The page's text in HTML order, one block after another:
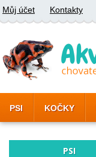
Můj účet Kontakty
PSI KOČKY
PSI